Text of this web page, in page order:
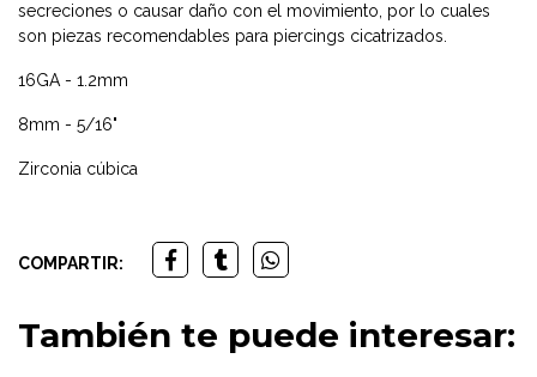
secreciones o causar daño con el movimiento, por lo cuales
son piezas recomendables para piercings cicatrizados.
16GA - 1.2mm
8mm - 5/16"
Zirconia cúbica
COMPARTIR:
También te puede interesar: